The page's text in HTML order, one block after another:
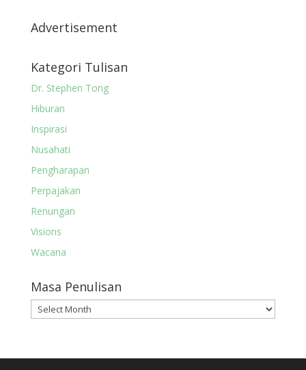
Advertisement
Kategori Tulisan
Dr. Stephen Tong
Hiburan
Inspirasi
Nusahati
Pengharapan
Perpajakan
Renungan
Visions
Wacana
Masa Penulisan
Masa
Penulisan